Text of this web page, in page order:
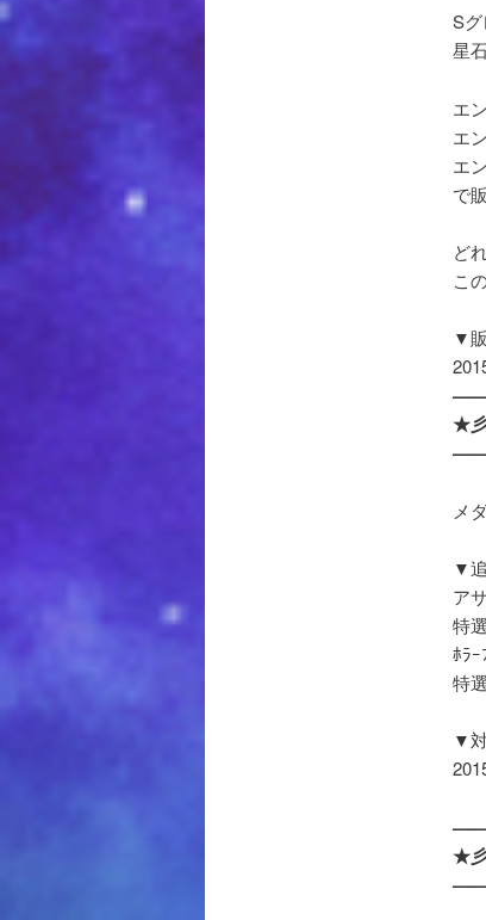
S
星
エ
エ
エ
で
ど
こ
▼
★
メ
▼
ア
特
ﾎﾗｰ
特
▼
★